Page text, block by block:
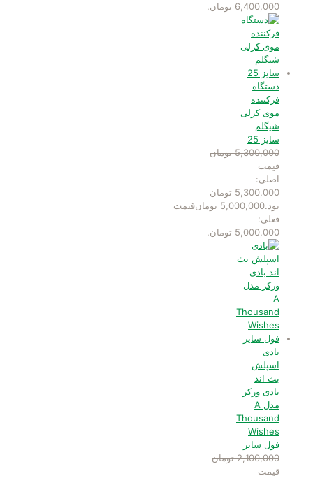
6,400,000 تومان.
دستگاه
فرکننده
موی کرلی
شیگلم
سایز 25
5,300,000 تومان
قیمت
اصلی:
5,300,000 تومان
بود.5,000,000 تومانقیمت
فعلی:
5,000,000 تومان.
بادی
اسپلش
بث اند
بادی ورکز
مدل A
Thousand
Wishes
فول سایز
2,100,000 تومان
قیمت